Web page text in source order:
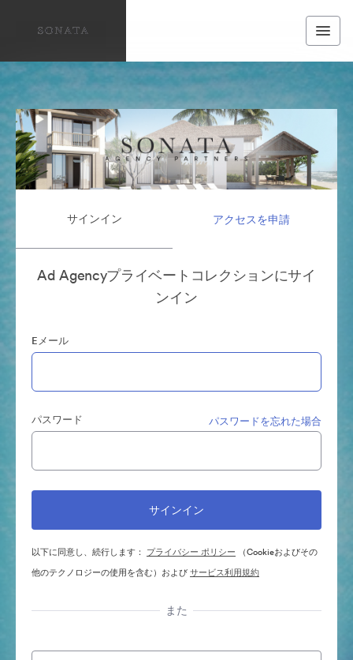
サインイン アクセスを申請
Ad Agencyプライベートコレクションにサイ
ンイン
Eメール
パスワード パスワードを忘れた場合
以下に同意し、続行します： プライバシー ポリシー （Cookieおよびその
他のテクノロジーの使用を含む）およびサービス利用規約
また